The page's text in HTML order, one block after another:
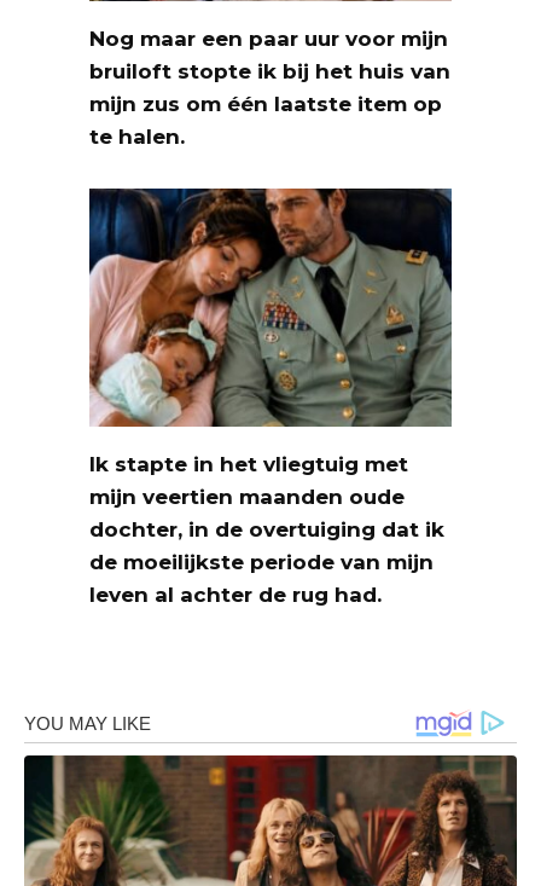
Nog maar een paar uur voor mijn
bruiloft stopte ik bij het huis van
mijn zus om één laatste item op
te halen.
Ik stapte in het vliegtuig met
mijn veertien maanden oude
dochter, in de overtuiging dat ik
de moeilijkste periode van mijn
leven al achter de rug had.